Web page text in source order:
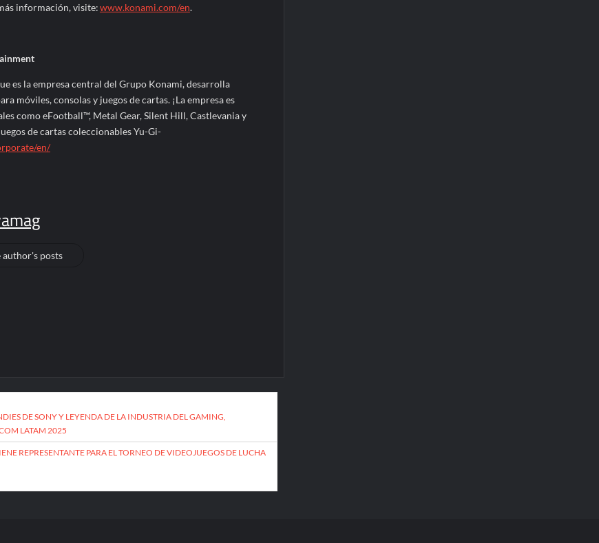
información, visite:www.konami.com/en.
es la empresa central del Grupo Konami, desarrolla
móviles, consolas y juegos de cartas. ¡La empresa es
como eFootball™, Metal Gear, Silent Hill, Castlevania y
de cartas coleccionables Yu-Gi-
en/
author's posts
DE SONY Y LEYENDA DE LA INDUSTRIA DEL GAMING,
LATAM 2025
REPRESENTANTE PARA EL TORNEO DE VIDEOJUEGOS DE LUCHA